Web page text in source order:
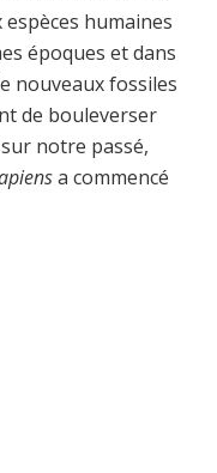
humaines
époques et dans
nouveaux fossiles
de bouleverser
notre passé,
a commencé